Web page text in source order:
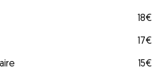
18€
17€
15€